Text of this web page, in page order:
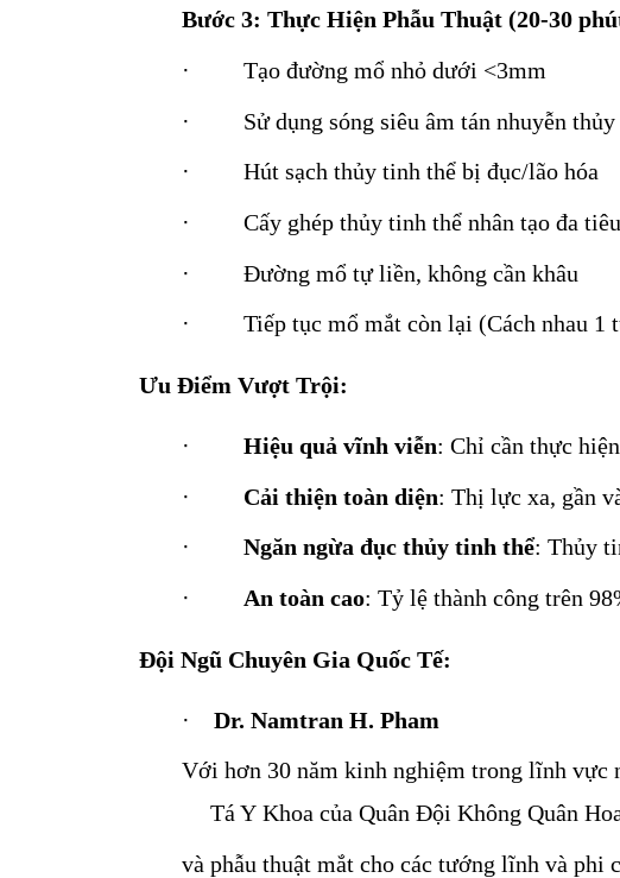
Bước 3: Thực Hiện Phẫu Thuật (20-30
·
Tạo đường mổ nhỏ dưới <3mm
·
Sử dụng sóng siêu âm tán nhuyễn
·
Hút sạch thủy tinh thể bị đục/lão hóa
·
Cấy ghép thủy tinh thể nhân tạo đa
·
Đường mổ tự liền, không cần khâu
·
Tiếp tục mổ mắt còn lại (Cách nhau 1
Ưu Điểm Vượt Trội:
· Hiệu quả vĩnh viễn: Chỉ cần thực
·
Cải thiện toàn diện: Thị lực xa, gần
·
Ngăn ngừa đục thủy tinh thể: Thủy
·
An toàn cao: Tỷ lệ thành công trên
Đội Ngũ Chuyên Gia Quốc Tế:
·
Dr. Namtran H. Pham
Với hơn 30 năm kinh nghiệm trong lĩnh vực
Tá Y Khoa của Quân Đội Không Quân
và phẫu thuật mắt cho các tướng lĩnh và phi